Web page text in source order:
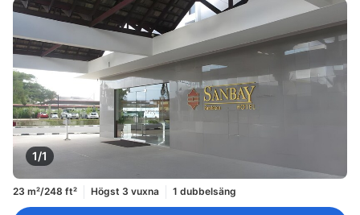
1/1
23 m²/248 ft² Högst 3 vuxna 1 dubbelsäng